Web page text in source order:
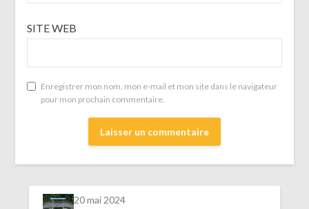
SITE WEB
Enregistrer mon nom, mon e-mail et mon site dans le navigateur
pour mon prochain commentaire.
20 mai 2024